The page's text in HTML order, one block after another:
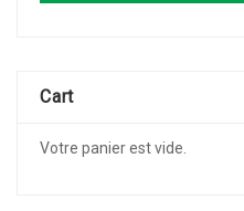
Cart
Votre panier est vide.